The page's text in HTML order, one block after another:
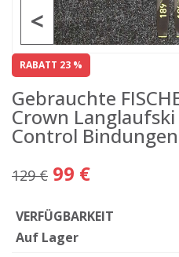
<
RABATT 23 %
Gebrauchte
Crown
Control Bindungen
129 € 99 €
VERFÜGBARKEIT
Auf Lager